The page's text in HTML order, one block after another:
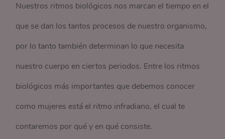
Nuestros ritmos biológicos nos marcan el tiempo en el
que se dan los tantos procesos de nuestro organismo,
por lo tanto también determinan lo que necesita
nuestro cuerpo en ciertos periodos. Entre los ritmos
biológicos más importantes que debemos conocer
como mujeres está el ritmo infradiano, el cual te
contaremos por qué y en qué consiste.